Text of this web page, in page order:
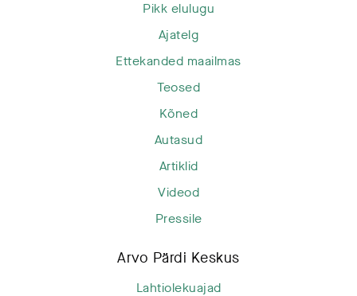
Pikk elulugu
Ajatelg
Ettekanded maailmas
Teosed
Kõned
Autasud
Artiklid
Videod
Pressile
Arvo Pärdi Keskus
Lahtiolekuajad